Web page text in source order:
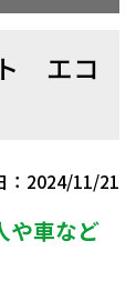
エコ
：2024/11/21
や車など